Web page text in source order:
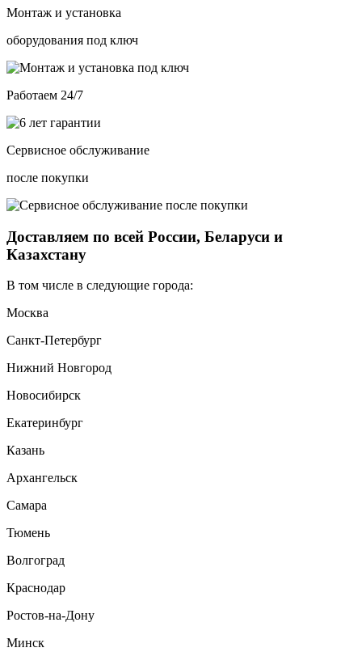
Монтаж и установка
оборудования под ключ
Работаем 24/7
Сервисное обслуживание
после покупки
Доставляем по всей России, Беларуси и
Казахстану
В том числе в следующие города:
Москва
Санкт-Петербург
Нижний Новгород
Новосибирск
Екатеринбург
Казань
Архангельск
Самара
Тюмень
Волгоград
Краснодар
Ростов-на-Дону
Минск